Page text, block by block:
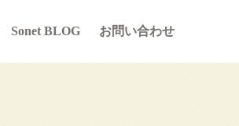
Sonet BLOG お問い合わせ